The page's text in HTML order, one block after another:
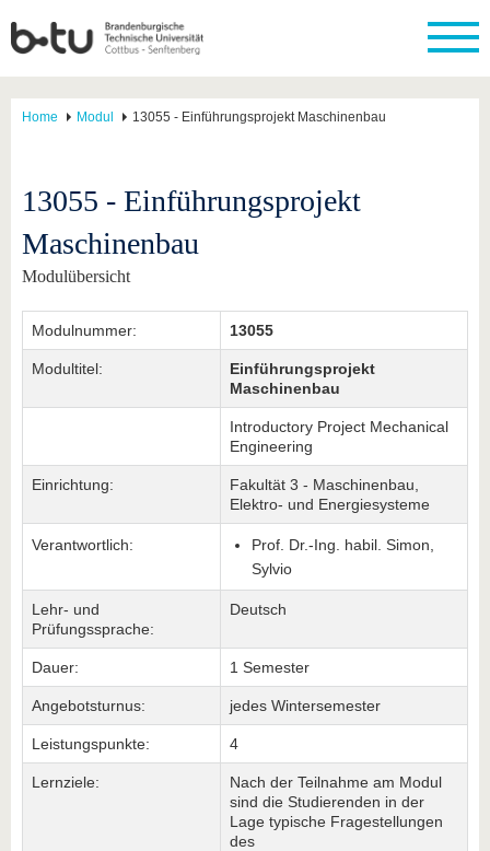
Home Modul 13055 - Einführungsprojekt Maschinenbau
13055 - Einführungsprojekt
Maschinenbau
Modulübersicht
Modulnummer: 13055
Modultitel:
Einführungsprojekt
Maschinenbau
Introductory Project Mechanical
Engineering
Einrichtung:
Fakultät 3 - Maschinenbau,
Elektro- und Energiesysteme
Verantwortlich:
Prof. Dr.-Ing. habil. Simon,
Sylvio
Lehr- und
Prüfungssprache:
Deutsch
Dauer: 1 Semester
Angebotsturnus: jedes Wintersemester
Leistungspunkte: 4
Lernziele:
Nach der Teilnahme am Modul
sind die Studierenden in der
Lage typische Fragestellungen
des